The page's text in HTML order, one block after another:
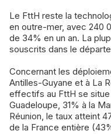
Le FttH reste la
en outre-mer, avec 240
de 34% en un an. La
souscrits dans le
Concernant les
Antilles-Guyane et à La
effectifs au FttH se
Guadeloupe, 31% à la
Réunion, le taux atteint
de la France entière